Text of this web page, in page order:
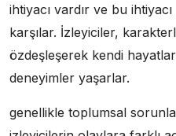
ihtiyacı vardır ve bu
karşılar. İzleyiciler,
özdeşleşerek kendi
deneyimler yaşarlar.
genellikle toplumsal